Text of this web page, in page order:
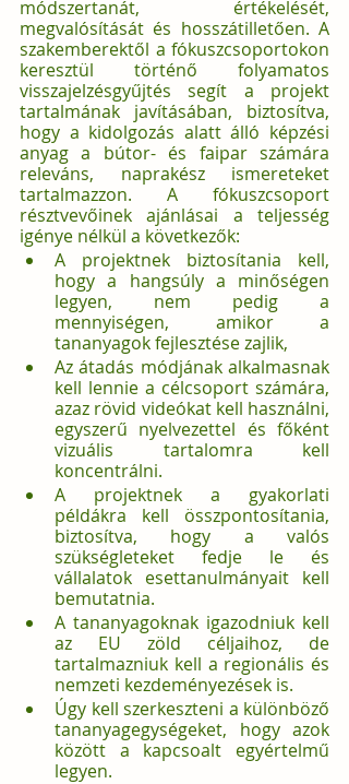
módszertanát, értékelését,
megvalósítását és hosszátilletően. A
szakemberektől a fókuszcsoportokon
keresztül történő folyamatos
visszajelzésgyűjtés segít a projekt
tartalmának javításában, biztosítva,
hogy a kidolgozás alatt álló képzési
anyag a bútor- és faipar számára
releváns, naprakész ismereteket
tartalmazzon. A fókuszcsoport
résztvevőinek ajánlásai a teljesség
igénye nélkül a következők:
A projektnek biztosítania kell,
hogy a hangsúly a minőségen
legyen, nem pedig a
mennyiségen, amikor a
tananyagok fejlesztése zajlik,
Az átadás módjának alkalmasnak
kell lennie a célcsoport számára,
azaz rövid videókat kell használni,
egyszerű nyelvezettel és főként
vizuális tartalomra kell
koncentrálni.
A projektnek a gyakorlati
példákra kell összpontosítania,
biztosítva, hogy a valós
szükségleteket fedje le és
vállalatok esettanulmányait kell
bemutatnia.
A tananyagoknak igazodniuk kell
az EU zöld céljaihoz, de
tartalmazniuk kell a regionális és
nemzeti kezdeményezések is.
Úgy kell szerkeszteni a különböző
tananyagegységeket, hogy azok
között a kapcsoalt egyértelmű
legyen.